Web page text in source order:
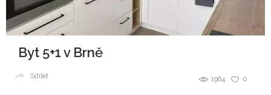
Byt 5+1 v Brně
0
1964
Sdílet